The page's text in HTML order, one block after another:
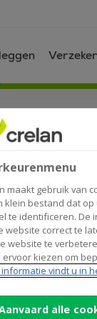
of
uit twee
21)
maakt gebruik van
klein bestand dat
te identificeren. De
website correct te
website te
ervoor kiezen om
vindt u in
alle